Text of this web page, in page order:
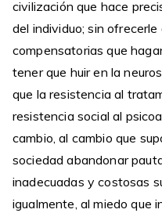
civilización que hace
del individuo; sin
compensatorias que
tener que huir en la
que la resistencia al
resistencia social al
cambio, al cambio que
sociedad abandonar
inadecuadas y costosas
igualmente, al miedo que